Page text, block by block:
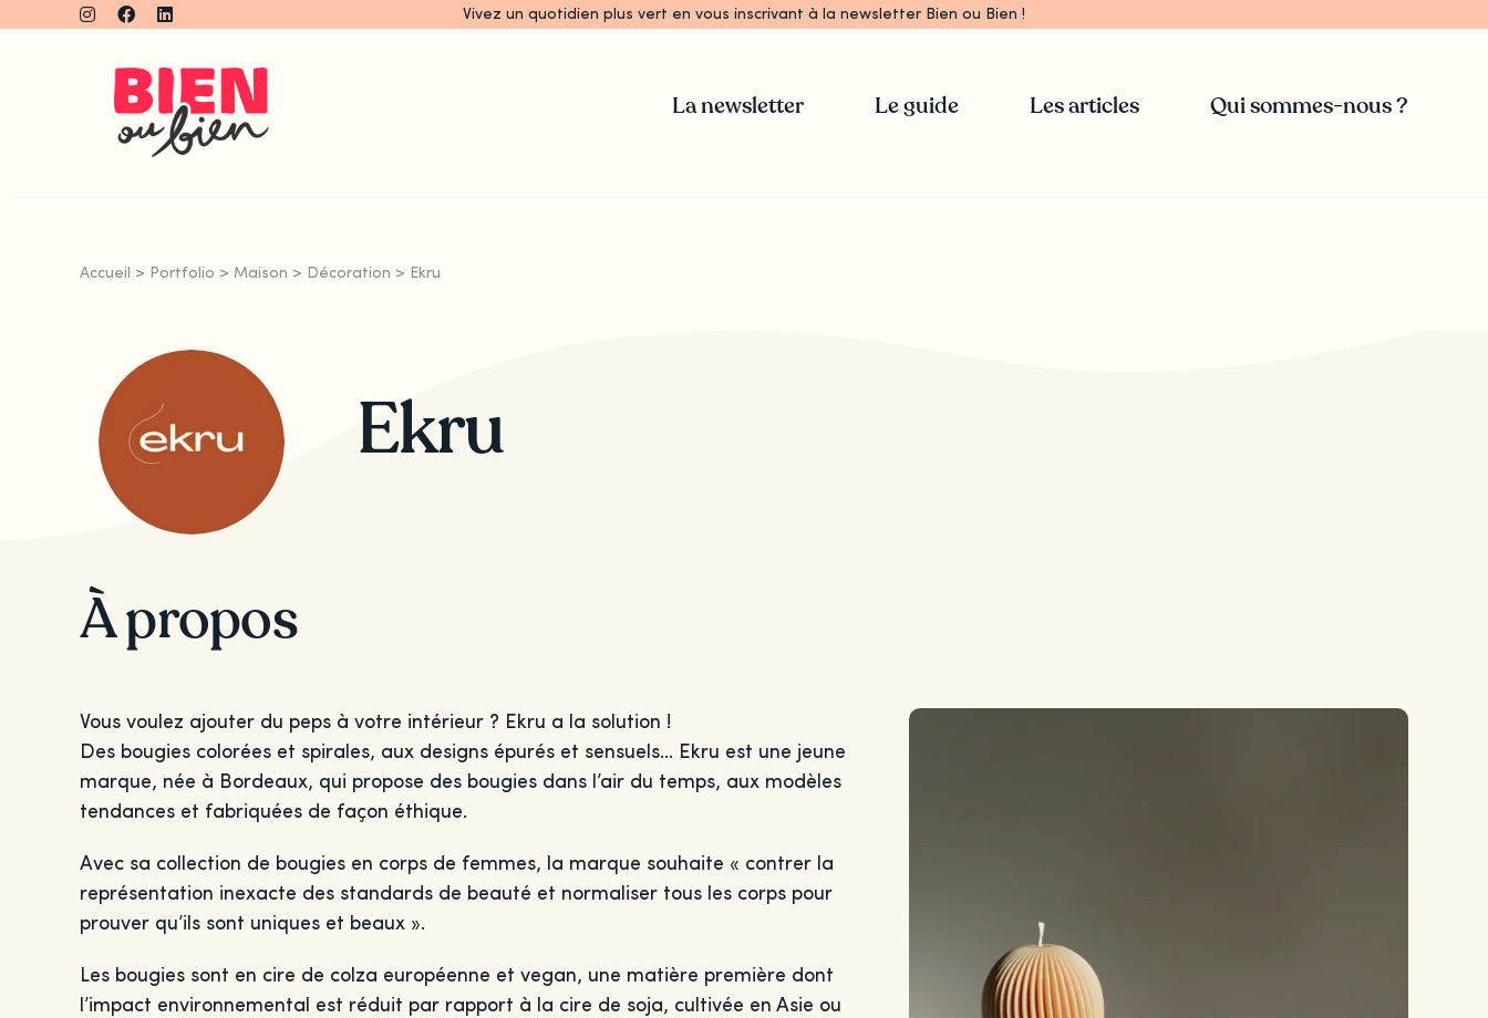
Vivez un quotidien plus vert en vous inscrivant à la newsletter Bien ou Bien !
La newsletter Le guide Les articles Qui sommes-nous ?
Accueil > Portfolio > Maison > Décoration > Ekru
Ekru
À propos
Vous voulez ajouter du peps à votre intérieur ? Ekru a la solution !
Des bougies colorées et spirales, aux designs épurés et sensuels… Ekru est une jeune
marque, née à Bordeaux, qui propose des bougies dans l’air du temps, aux modèles
tendances et fabriquées de façon éthique.
Avec sa collection de bougies en corps de femmes, la marque souhaite « contrer la
représentation inexacte des standards de beauté et normaliser tous les corps pour
prouver qu’ils sont uniques et beaux ».
Les bougies sont en cire de colza européenne et vegan, une matière première dont
l’impact environnemental est réduit par rapport à la cire de soja, cultivée en Asie ou